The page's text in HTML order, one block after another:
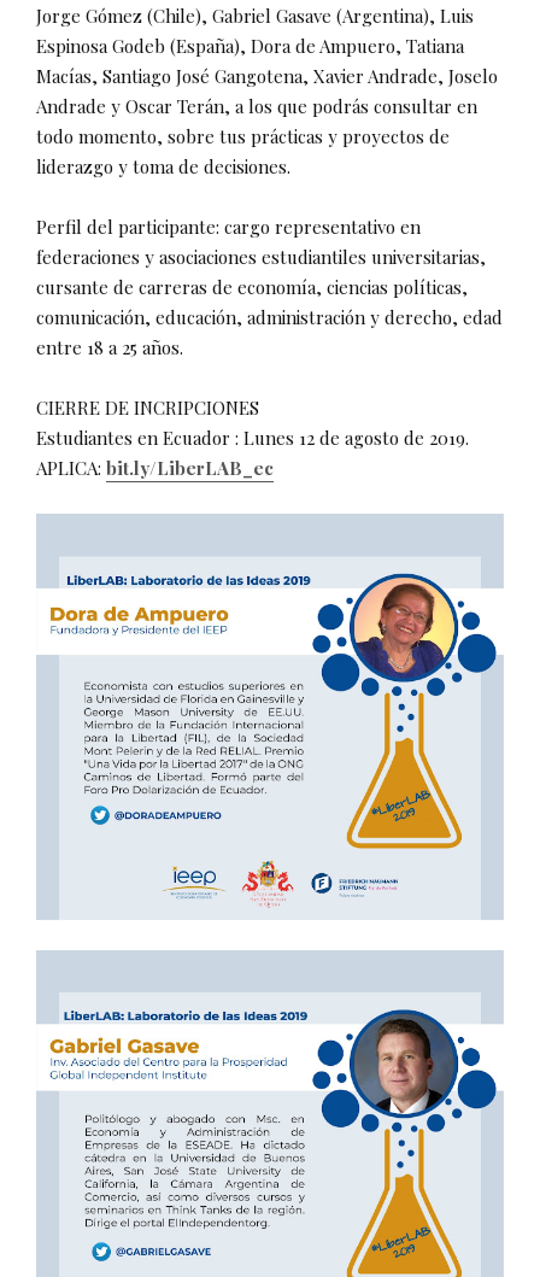
Jorge Gómez (Chile), Gabriel Gasave (Argentina), Luis
Espinosa Godeb (España), Dora de Ampuero, Tatiana
Macías, Santiago José Gangotena, Xavier Andrade, Joselo
Andrade y Oscar Terán, a los que podrás consultar en
todo momento, sobre tus prácticas y proyectos de
liderazgo y toma de decisiones.
Perfil del participante: cargo representativo en
federaciones y asociaciones estudiantiles universitarias,
cursante de carreras de economía, ciencias políticas,
comunicación, educación, administración y derecho, edad
entre 18 a 25 años.
CIERRE DE INCRIPCIONES
Estudiantes en Ecuador : Lunes 12 de agosto de 2019.
APLICA: bit.ly/LiberLAB_ec